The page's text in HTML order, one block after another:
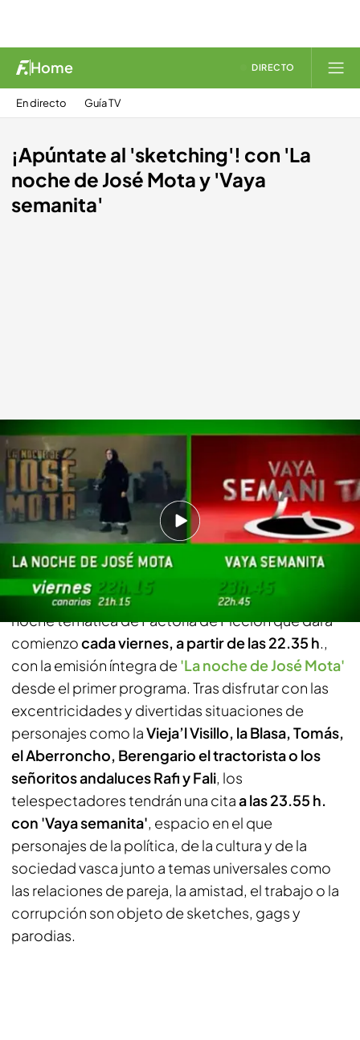
Home DIRECTO
En directo Guía TV
¡Apúntate al 'sketching'! con 'La
noche de José Mota y 'Vaya
semanita'
telecinco.es
21 MAR 2013 - 16:57h.
Compartir
Los sketches, uno de los principales baluartes del
humor, cobrarán protagonismo con esta nueva
noche temática de Factoría de Ficción que dará
comienzocada viernes, a partir de las 22.35 h.,
con la emisión íntegra de 'La noche de José Mota'
desde el primer programa. Tras disfrutar con las
excentricidades y divertidas situaciones de
personajes como laVieja’l Visillo, la Blasa, Tomás,
el Aberroncho, Berengario el tractorista o los
señoritos andaluces Rafi y Fali, los
telespectadores tendrán una citaa las 23.55 h.
con 'Vaya semanita', espacio en el que
personajes de la política, de la cultura y de la
sociedad vasca junto a temas universales como
las relaciones de pareja, la amistad, el trabajo o la
corrupción son objeto de sketches, gags y
parodias.